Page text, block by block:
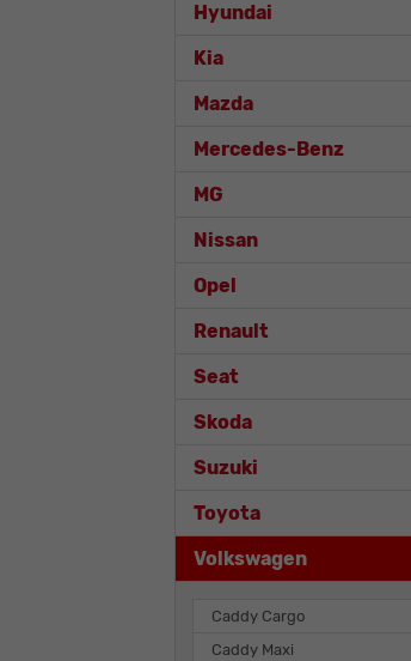
Hyundai
Kia
Mazda
Mercedes-Benz
MG
Nissan
Opel
Renault
Seat
Skoda
Suzuki
Toyota
Volkswagen
Caddy Cargo
Caddy Maxi